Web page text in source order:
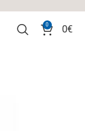
0 0€